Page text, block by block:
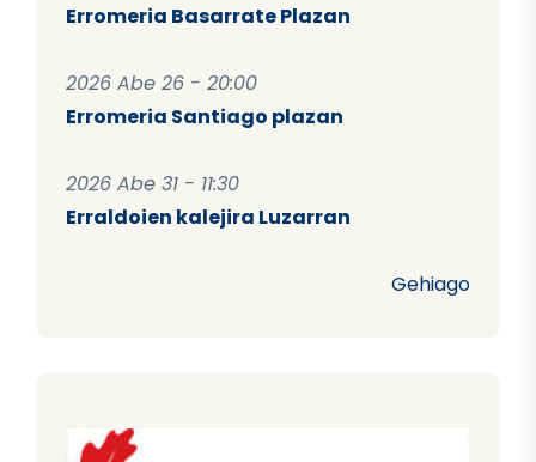
Erromeria Basarrate Plazan
2026 Abe 26 - 20:00
Erromeria Santiago plazan
2026 Abe 31 - 11:30
Erraldoien kalejira Luzarran
Gehiago